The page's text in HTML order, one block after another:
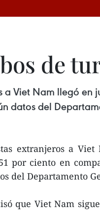
de
a Viet Nam llegó
datos del
extranjeros a
por ciento en
del Departamento
que Viet Nam